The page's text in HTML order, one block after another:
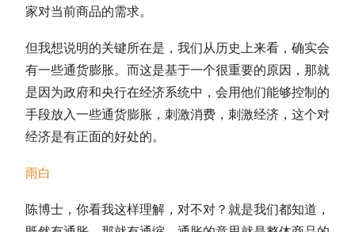
家对当前商品的需求。
但我想说明的关键所在是，我们从历史上来看，确实会
有一些通货膨胀。而这是基于一个很重要的原因，那就
是因为政府和央行在经济系统中，会用他们能够控制的
手段放入一些通货膨胀，刺激消费，刺激经济，这个对
经济是有正面的好处的。
雨白
陈博士，你看我这样理解，对不对？就是我们都知道，